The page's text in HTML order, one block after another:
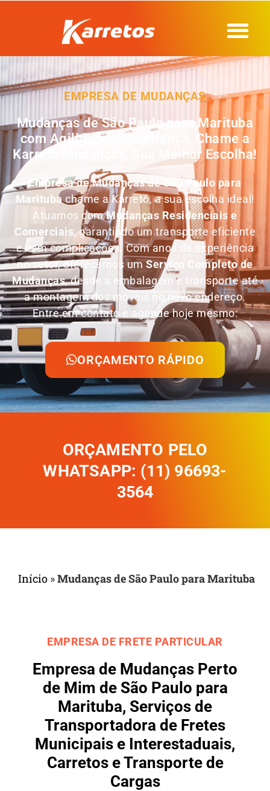
EMPRESA DE MUDANÇAS
Mudanças de São Paulo para Marituba
com Agilidade e Segurança, Chame a
Karreto Mudanças, Sua Melhor Escolha!
Empresa deMudanças de São Paulo para
Maritubachame a Karreto, a sua escolha ideal!
Atuamos comMudanças Residenciais e
Comerciais, garantindo um transporte eficiente
e sem complicações. Com anos de experiência
no setor, oferecemos umServiço Completo de
Mudanças, desde a embalagem e transporte até
a montagem dos móveis no novo endereço.
Entre em contato e agende hoje mesmo:
ORÇAMENTO RÁPIDO
ORÇAMENTO PELO
WHATSAPP: (11) 96693-
3564
Início »Mudanças de São Paulo para Marituba
EMPRESA DE FRETE PARTICULAR
Empresa de Mudanças Perto
de Mim de São Paulo para
Marituba, Serviços de
Transportadora de Fretes
Municipais e Interestaduais,
Carretos e Transporte de
Cargas